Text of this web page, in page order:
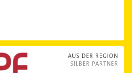
AUS DER REGION
SILBER PARTNER